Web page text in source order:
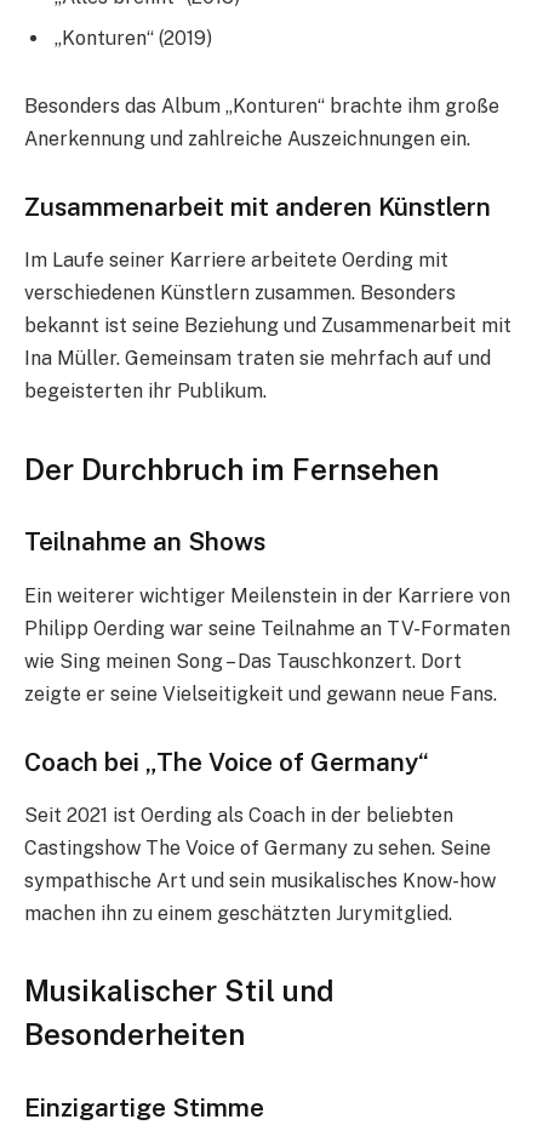
„Konturen“ (2019)
Besonders das Album „Konturen“ brachte ihm große
Anerkennung und zahlreiche Auszeichnungen ein.
Zusammenarbeit mit anderen Künstlern
Im Laufe seiner Karriere arbeitete Oerding mit
verschiedenen Künstlern zusammen. Besonders
bekannt ist seine Beziehung und Zusammenarbeit mit
Ina Müller. Gemeinsam traten sie mehrfach auf und
begeisterten ihr Publikum.
Der Durchbruch im Fernsehen
Teilnahme an Shows
Ein weiterer wichtiger Meilenstein in der Karriere von
Philipp Oerding war seine Teilnahme an TV-Formaten
wie Sing meinen Song – Das Tauschkonzert. Dort
zeigte er seine Vielseitigkeit und gewann neue Fans.
Coach bei „The Voice of Germany“
Seit 2021 ist Oerding als Coach in der beliebten
Castingshow The Voice of Germany zu sehen. Seine
sympathische Art und sein musikalisches Know-how
machen ihn zu einem geschätzten Jurymitglied.
Musikalischer Stil und
Besonderheiten
Einzigartige Stimme